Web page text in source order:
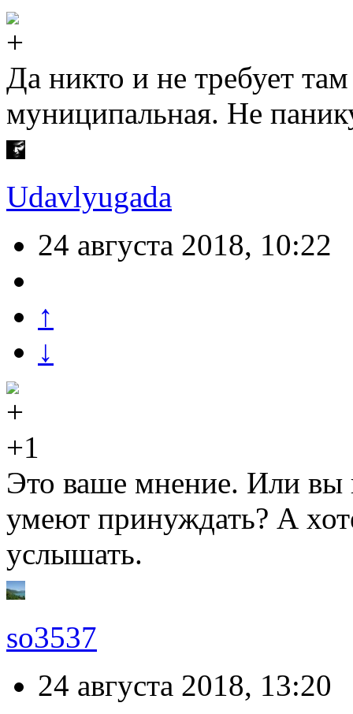
Да никто и не требует
муниципальная. Не
Udavlyugada
24 августа 2018, 10:22
↑
↓
+1
Это ваше мнение. Или вы
умеют принуждать? А
услышать.
so3537
24 августа 2018, 13:20